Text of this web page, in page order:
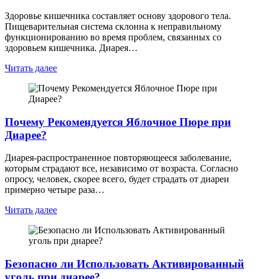
Здоровье кишечника составляет основу здорового тела.
Пищеварительная система склонна к неправильному
функционированию во время проблем, связанных со
здоровьем кишечника. Диарея…
Читать далее
Почему Рекомендуется Яблочное Пюре при
Диарее?
Диарея-распространенное повторяющееся заболевание,
которым страдают все, независимо от возраста. Согласно
опросу, человек, скорее всего, будет страдать от диареи
примерно четыре раза…
Читать далее
Безопасно ли Использовать Активированный